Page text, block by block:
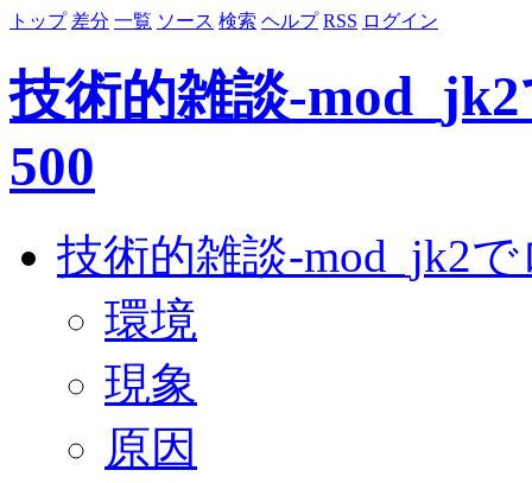
トップ 差分 一覧 ソース 検索 ヘルプ RSS ログイン
技術的雑談-
500
技術的雑談-mod_jk2
環境
現象
原因